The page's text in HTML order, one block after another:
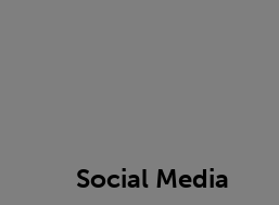
Social Media